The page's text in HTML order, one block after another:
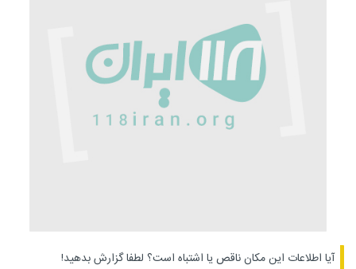
آیا اطلاعات این مکان ناقص یا اشتباه است؟ لطفا گزارش بدهید!